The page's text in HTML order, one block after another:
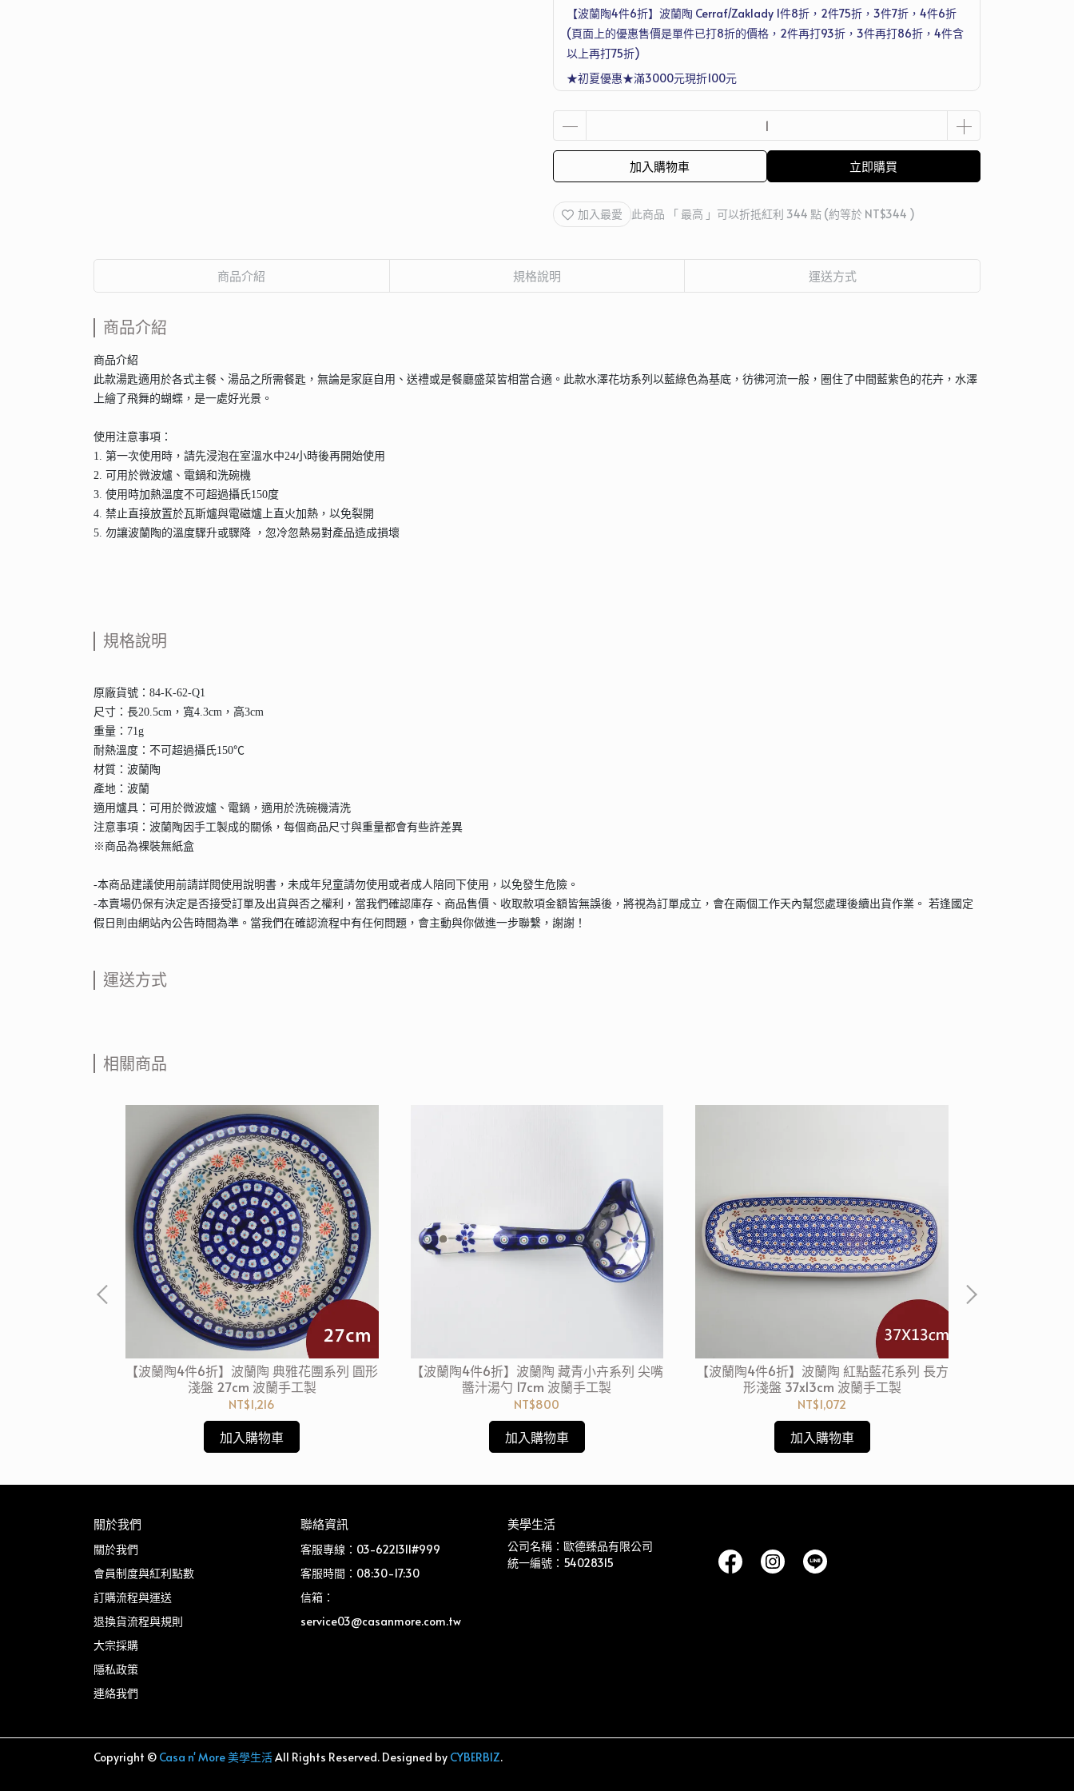
【波蘭陶4件6折】波蘭陶 Cerraf/Zaklady 1件8折，2件75折，3件7折，4件6折
(頁面上的優惠售價是單件已打8折的價格，2件再打93折，3件再打86折，4件含
以上再打75折)
★初夏優惠★滿3000元現折100元
Joseph 超收納廚房工具五件組
加入購物車 立即購買
加入最愛 此商品 「 最高 」可以折抵紅利 344 點 (約等於 NT$344 )
商品介紹 規格說明 運送方式
商品介紹
商品介紹
此款湯匙適用於各式主餐、湯品之所需餐匙，無論是家庭自用、送禮或是餐廳盛菜皆相當合適。此款水澤花坊系列以藍綠色為基底，彷彿河流一般，圈住了中間藍紫色的花卉，水澤
上繪了飛舞的蝴蝶，是一處好光景。
使用注意事項：
1. 第一次使用時，請先浸泡在室溫水中24小時後再開始使用
2. 可用於微波爐、電鍋和洗碗機
3. 使用時加熱溫度不可超過攝氏150度
4. 禁止直接放置於瓦斯爐與電磁爐上直火加熱，以免裂開
5. 勿讓波蘭陶的溫度驟升或驟降 ，忽冷忽熱易對產品造成損壞
規格說明
原廠貨號：84-K-62-Q1
尺寸：長20.5cm，寬4.3cm，高3cm
重量：71g
耐熱溫度：不可超過攝氏150℃
材質：波蘭陶
產地：波蘭
適用爐具：可用於微波爐、電鍋，適用於洗碗機清洗
注意事項：波蘭陶因手工製成的關係，每個商品尺寸與重量都會有些許差異
※商品為裸裝無紙盒
-本商品建議使用前請詳閱使用說明書，未成年兒童請勿使用或者成人陪同下使用，以免發生危險。
-本賣場仍保有決定是否接受訂單及出貨與否之權利，當我們確認庫存、商品售價、收取款項金額皆無誤後，將視為訂單成立，會在兩個工作天內幫您處理後續出貨作業。 若逢國定
假日則由網站內公告時間為準。當我們在確認流程中有任何問題，會主動與你做進一步聯繫，謝謝！
運送方式
相關商品
【波蘭陶4件6折】波蘭陶 典雅花團系列 圓形
淺盤 27cm 波蘭手工製
NT$1,216
加入購物車
【波蘭陶4件6折】波蘭陶 藏青小卉系列 尖嘴
醬汁湯勺 17cm 波蘭手工製
NT$800
加入購物車
【波蘭陶4件6折】波蘭陶 紅點藍花系列 長方
形淺盤 37x13cm 波蘭手工製
NT$1,072
加入購物車
關於我們
關於我們
會員制度與紅利點數
訂購流程與運送
退換貨流程與規則
大宗採購
隱私政策
連絡我們
聯絡資訊
客服專線：03-6221311#999
客服時間：08:30-17:30
信箱：
service03@casanmore.com.tw
美學生活
公司名稱：歐德臻品有限公司
統一編號：54028315
Copyright © Casa n' More 美學生活All Rights Reserved. Designed by CYBERBIZ.